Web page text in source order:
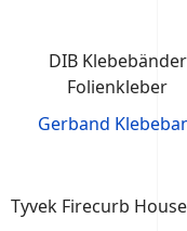
DIB Klebebänder
Folienkleber
Gerband
Tyvek Firecurb